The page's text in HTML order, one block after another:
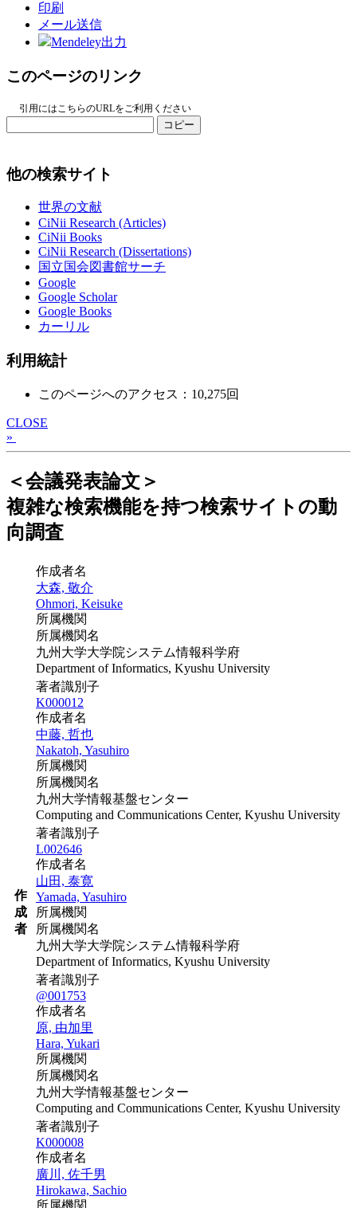
印刷
メール送信
Mendeley出力
このページのリンク
引用にはこちらのURLをご利用ください
コピー
他の検索サイト
世界の文献
CiNii Research (Articles)
CiNii Books
CiNii Research (Dissertations)
国立国会図書館サーチ
Google
Google Scholar
Google Books
カーリル
利用統計
このページへのアクセス：10,275回
CLOSE
»
＜会議発表論文＞
複雑な検索機能を持つ検索サイトの動
向調査
作
成
者
作成者名
大森, 敬介
Ohmori, Keisuke
所属機関
所属機関名
九州大学大学院システム情報科学府
Department of Informatics, Kyushu University
著者識別子
K000012
作成者名
中藤, 哲也
Nakatoh, Yasuhiro
所属機関
所属機関名
九州大学情報基盤センター
Computing and Communications Center, Kyushu University
著者識別子
L002646
作成者名
山田, 泰寛
Yamada, Yasuhiro
所属機関
所属機関名
九州大学大学院システム情報科学府
Department of Informatics, Kyushu University
著者識別子
@001753
作成者名
原, 由加里
Hara, Yukari
所属機関
所属機関名
九州大学情報基盤センター
Computing and Communications Center, Kyushu University
著者識別子
K000008
作成者名
廣川, 佐千男
Hirokawa, Sachio
所属機関